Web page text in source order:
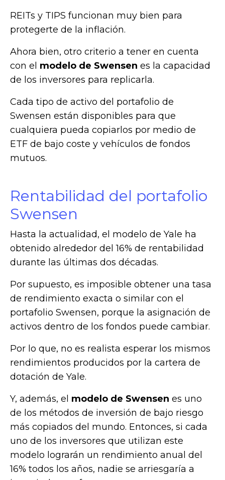
REITs y TIPS funcionan muy bien para
protegerte de la inflación.
Ahora bien, otro criterio a tener en cuenta
con el modelo de Swensen es la capacidad
de los inversores para replicarla.
Cada tipo de activo del portafolio de
Swensen están disponibles para que
cualquiera pueda copiarlos por medio de
ETF de bajo coste y vehículos de fondos
mutuos.
Rentabilidad del portafolio
Swensen
Hasta la actualidad, el modelo de Yale ha
obtenido alrededor del 16% de rentabilidad
durante las últimas dos décadas.
Por supuesto, es imposible obtener una tasa
de rendimiento exacta o similar con el
portafolio Swensen, porque la asignación de
activos dentro de los fondos puede cambiar.
Por lo que, no es realista esperar los mismos
rendimientos producidos por la cartera de
dotación de Yale.
Y, además, el modelo de Swensen es uno
de los métodos de inversión de bajo riesgo
más copiados del mundo. Entonces, si cada
uno de los inversores que utilizan este
modelo lograrán un rendimiento anual del
16% todos los años, nadie se arriesgaría a